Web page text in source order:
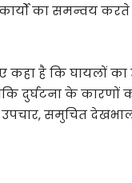
का समन्वय करते
है कि घायलों का
दुर्घटना के कारणों
उपचार, समुचित